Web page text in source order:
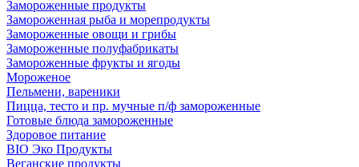
Замороженные продукты
Замороженная рыба и морепродукты
Замороженные овощи и грибы
Замороженные полуфабрикаты
Замороженные фрукты и ягоды
Мороженое
Пельмени, вареники
Пицца, тесто и пр. мучные п/ф замороженные
Готовые блюда замороженные
Здоровое питание
BIO Эко Продукты
Веганские продукты